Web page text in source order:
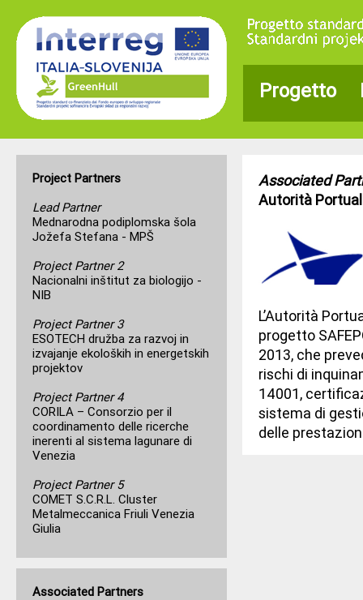
Progetto
Associated
Autorità
L’Autorità
progetto
2013, che
rischi di
14001,
sistema di
delle
Project Partners
Lead Partner
Mednarodna podiplomska šola
Jožefa Stefana - MPŠ
Project Partner 2
Nacionalni inštitut za biologijo -
NIB
Project Partner 3
ESOTECH družba za razvoj in
izvajanje ekoloških in energetskih
projektov
Project Partner 4
CORILA – Consorzio per il
coordinamento delle ricerche
inerenti al sistema lagunare di
Venezia
Project Partner 5
COMET S.C.R.L. Cluster
Metalmeccanica Friuli Venezia
Giulia
Associated Partners